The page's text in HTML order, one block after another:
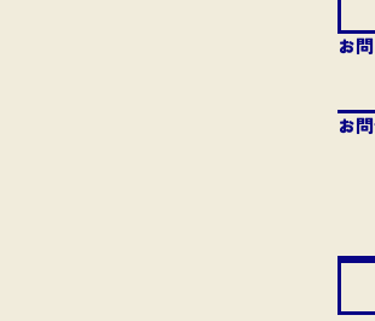
お
お